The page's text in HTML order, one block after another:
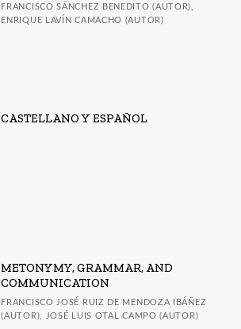
FRANCISCO SÁNCHEZ BENEDITO (AUTOR),
ENRIQUE LAVÍN CAMACHO (AUTOR)
CASTELLANO Y ESPAÑOL
METONYMY, GRAMMAR, AND
COMMUNICATION
FRANCISCO JOSÉ RUIZ DE MENDOZA IBÁÑEZ
(AUTOR), JOSÉ LUIS OTAL CAMPO (AUTOR)